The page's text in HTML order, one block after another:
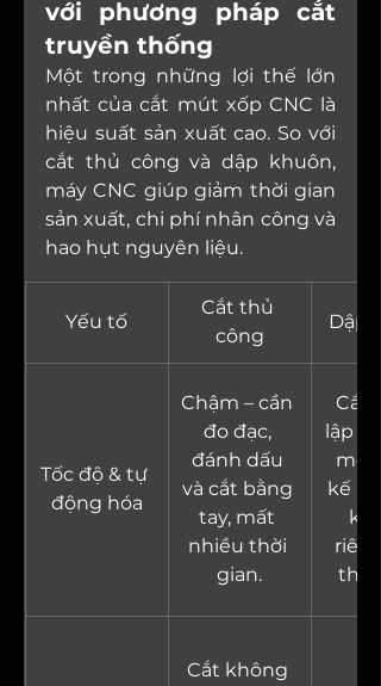
với phương pháp cắt
truyền thống
Một trong những lợi thế lớn
nhất của cắt mút xốp CNC là
hiệu suất sản xuất cao. So với
cắt thủ công và dập khuôn,
máy CNC giúp giảm thời gian
sản xuất, chi phí nhân công và
hao hụt nguyên liệu.
Yếu tố
Cắt thủ
công
Dập
Tốc độ & tự
động hóa
Chậm – cần
đo đạc,
đánh dấu
và cắt bằng
tay, mất
nhiều thời
gian.
Cần
lập
mỗi
kế
thời
Cắt không